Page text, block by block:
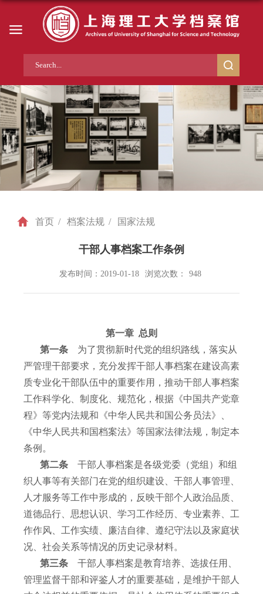
首页 / 档案法规 / 国家法规
干部人事档案工作条例
发布时间：2019-01-18 浏览次数： 948
第一章 总则
第一条 为了贯彻新时代党的组织路线，落实从
严管理干部要求，充分发挥干部人事档案在建设高素
质专业化干部队伍中的重要作用，推动干部人事档案
工作科学化、制度化、规范化，根据《中国共产党章
程》等党内法规和《中华人民共和国公务员法》、
《中华人民共和国档案法》等国家法律法规，制定本
条例。
第二条 干部人事档案是各级党委（党组）和组
织人事等有关部门在党的组织建设、干部人事管理、
人才服务等工作中形成的，反映干部个人政治品质、
道德品行、思想认识、学习工作经历、专业素养、工
作作风、工作实绩、廉洁自律、遵纪守法以及家庭状
况、社会关系等情况的历史记录材料。
第三条 干部人事档案是教育培养、选拔任用、
管理监督干部和评鉴人才的重要基础，是维护干部人